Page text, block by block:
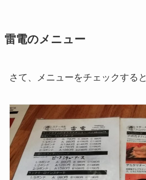
雷電のメニュー
さて、メニューをチェックすると